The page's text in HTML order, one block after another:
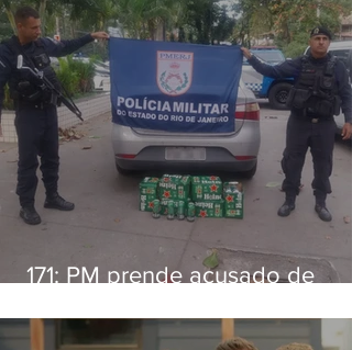
171: PM prende acusado de
Niterói